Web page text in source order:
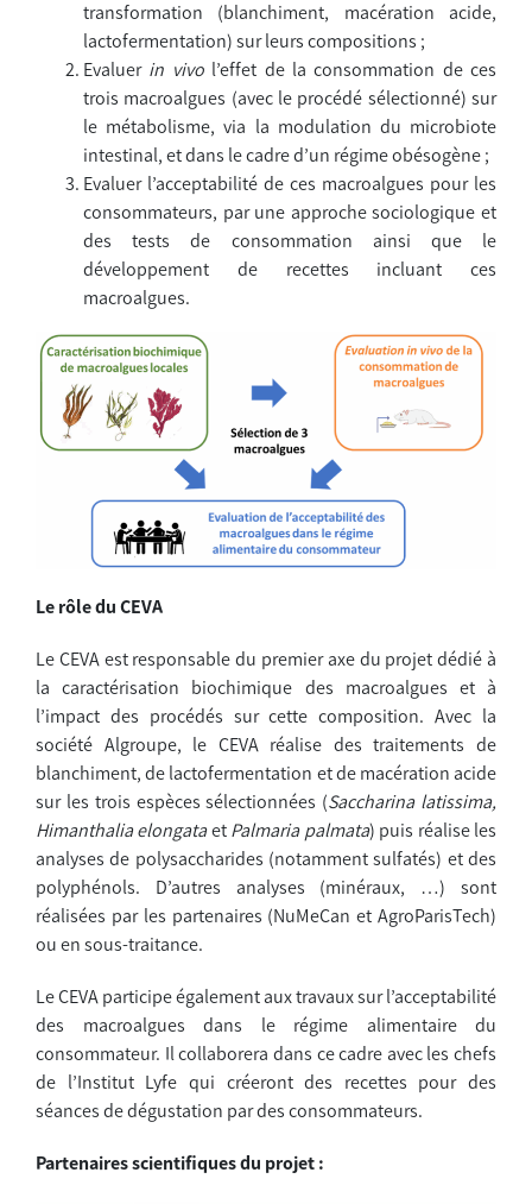
transformation (blanchiment, macération acide,
lactofermentation) sur leurs compositions ;
Evaluer in vivol’effet de la consommation de ces
trois macroalgues (avec le procédé sélectionné) sur
le métabolisme, via la modulation du microbiote
intestinal, et dans le cadre d’un régime obésogène ;
Evaluer l’acceptabilité de ces macroalgues pour les
consommateurs, par une approche sociologique et
des tests de consommation ainsi que le
développement de recettes incluant ces
macroalgues.
Le rôle du CEVA
Le CEVA est responsable du premier axe du projet dédié à
la caractérisation biochimique des macroalgues et à
l’impact des procédés sur cette composition. Avec la
société Algroupe, le CEVA réalise des traitements de
blanchiment, de lactofermentation et de macération acide
sur les trois espèces sélectionnées (Saccharina latissima,
Himanthalia elongataetPalmaria palmata) puis réalise les
analyses de polysaccharides (notamment sulfatés) et des
polyphénols. D’autres analyses (minéraux, …) sont
réalisées par les partenaires (NuMeCan et AgroParisTech)
ou en sous-traitance.
Le CEVA participe également aux travaux sur l’acceptabilité
des macroalgues dans le régime alimentaire du
consommateur. Il collaborera dans ce cadre avec les chefs
de l’Institut Lyfe qui créeront des recettes pour des
séances de dégustation par des consommateurs.
Partenaires scientifiques du projet :